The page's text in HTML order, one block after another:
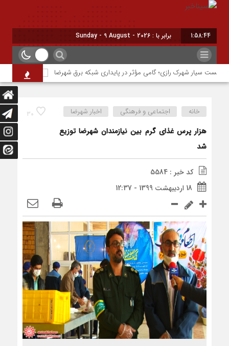
1:58:44 امروز : یکشنبه - ۱۸ مرداد - ۱۴۰۵
پست سیار شهرک رازی؛ گامی مؤثر در پایداری شبکه برق شهرضا حسین نوری
30 خانه اجتماعی و فرهنگی اخبار شهرضا
هزار پرس غذای گرم بین نیازمندان شهرضا توزیع
شد
کد خبر : 5584
18 اردیبهشت 1399 - 12:37